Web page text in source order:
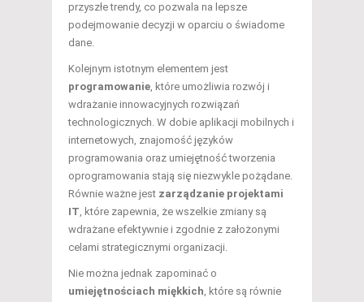
przyszłe trendy, co pozwala na lepsze
podejmowanie decyzji w oparciu o świadome
dane.
Kolejnym istotnym elementem jest
programowanie, które umożliwia rozwój i
wdrażanie innowacyjnych rozwiązań
technologicznych. W dobie aplikacji mobilnych i
internetowych, znajomość języków
programowania oraz umiejętność tworzenia
oprogramowania stają się niezwykle pożądane.
Równie ważne jest zarządzanie projektami
IT, które zapewnia, że wszelkie zmiany są
wdrażane efektywnie i zgodnie z założonymi
celami strategicznymi organizacji.
Nie można jednak zapominać o
umiejętnościach miękkich, które są równie